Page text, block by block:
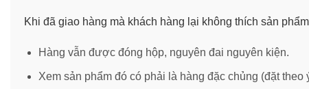
Khi đã giao hàng mà khách hàng lại không thích sản
Hàng vẫn được đóng hộp, nguyên đai nguyên kiện.
Xem sản phẩm đó có phải là hàng đặc chủng (đặt theo